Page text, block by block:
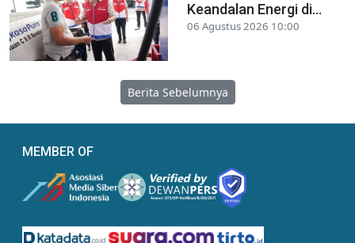
Keandalan Energi di...
06 Agustus 2026 10:00
Berita Sebelumnya
MEMBER OF